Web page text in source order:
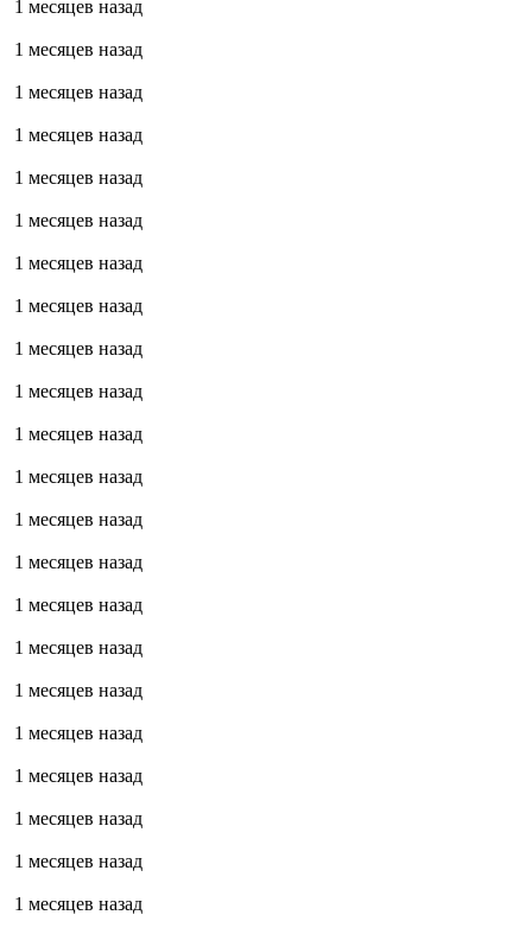
1 месяцев назад
1 месяцев назад
1 месяцев назад
1 месяцев назад
1 месяцев назад
1 месяцев назад
1 месяцев назад
1 месяцев назад
1 месяцев назад
1 месяцев назад
1 месяцев назад
1 месяцев назад
1 месяцев назад
1 месяцев назад
1 месяцев назад
1 месяцев назад
1 месяцев назад
1 месяцев назад
1 месяцев назад
1 месяцев назад
1 месяцев назад
1 месяцев назад